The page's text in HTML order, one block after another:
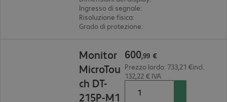
Ingresso di segnale:
Risoluzione fisica:
Grado di protezione:
Monitor
MicroTou
ch DT-
215P-M1
600,99 €
Prezzo lordo: 733,21 €incl.
132,22 € IVA